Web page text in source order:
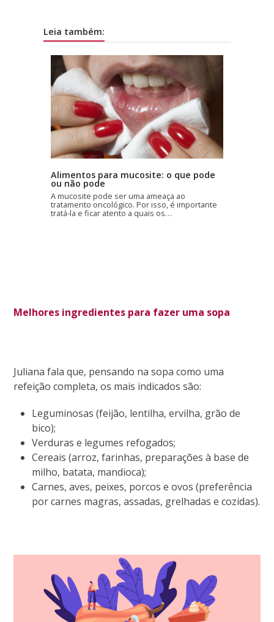
Leia também:
Alimentos para mucosite: o que pode
ou não pode
A mucosite pode ser uma ameaça ao
tratamento oncológico. Por isso, é importante
tratá-la e ficar atento a quais os…
Melhores ingredientes para fazer uma sopa
Juliana fala que, pensando na sopa como uma
refeição completa, os mais indicados são:
Leguminosas (feijão, lentilha, ervilha, grão de
bico);
Verduras e legumes refogados;
Cereais (arroz, farinhas, preparações à base de
milho, batata, mandioca);
Carnes, aves, peixes, porcos e ovos (preferência
por carnes magras, assadas, grelhadas e cozidas).